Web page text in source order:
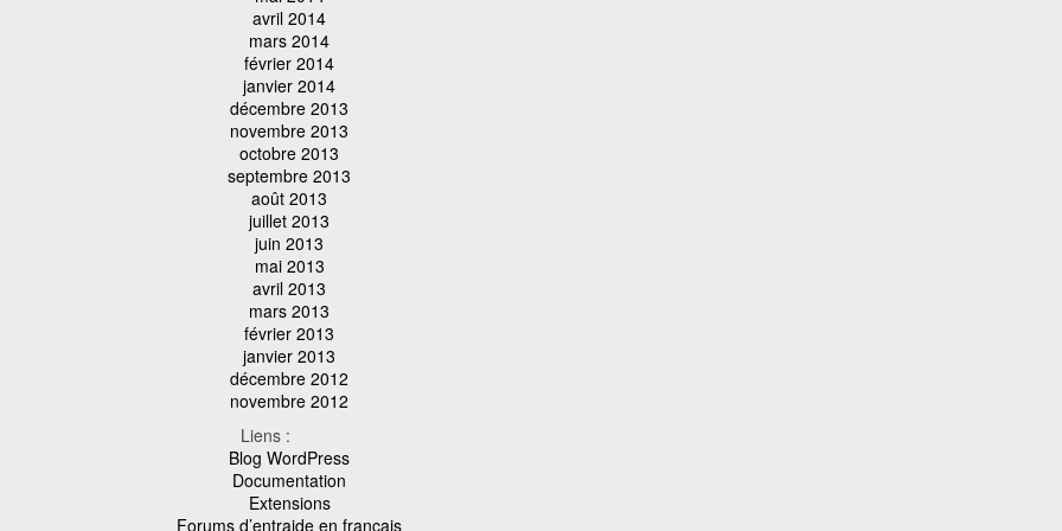
avril 2014
mars 2014
février 2014
janvier 2014
décembre 2013
novembre 2013
octobre 2013
septembre 2013
août 2013
juillet 2013
juin 2013
mai 2013
avril 2013
mars 2013
février 2013
janvier 2013
décembre 2012
novembre 2012
Liens :
Blog WordPress
Documentation
Extensions
Forums d’entraide en français